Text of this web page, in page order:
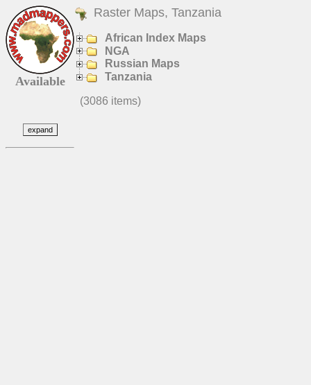
Available
Raster Maps, Tanzania
African Index Maps
NGA
Russian Maps
Tanzania
(3086 items)